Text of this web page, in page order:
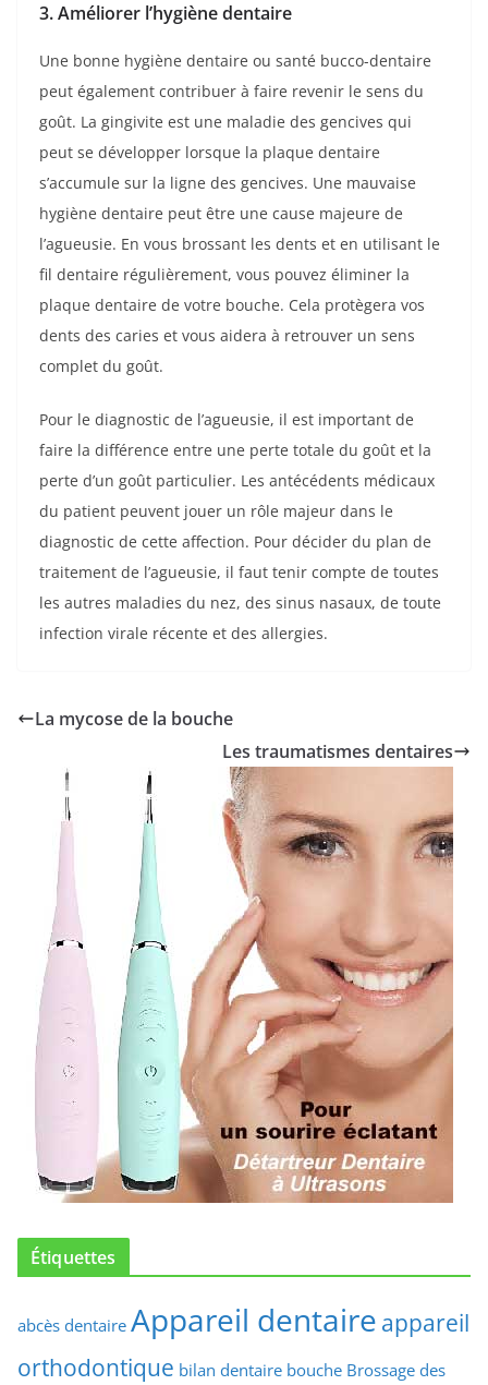
3. Améliorer l’hygiène dentaire
Une bonne hygiène dentaire ou santé bucco-dentaire
peut également contribuer à faire revenir le sens du
goût. La gingivite est une maladie des gencives qui
peut se développer lorsque la plaque dentaire
s’accumule sur la ligne des gencives. Une mauvaise
hygiène dentaire peut être une cause majeure de
l’agueusie. En vous brossant les dents et en utilisant le
fil dentaire régulièrement, vous pouvez éliminer la
plaque dentaire de votre bouche. Cela protègera vos
dents des caries et vous aidera à retrouver un sens
complet du goût.
Pour le diagnostic de l’agueusie, il est important de
faire la différence entre une perte totale du goût et la
perte d’un goût particulier. Les antécédents médicaux
du patient peuvent jouer un rôle majeur dans le
diagnostic de cette affection. Pour décider du plan de
traitement de l’agueusie, il faut tenir compte de toutes
les autres maladies du nez, des sinus nasaux, de toute
infection virale récente et des allergies.
La mycose de la bouche
Les traumatismes dentaires
Étiquettes
abcès dentaire Appareil dentaire appareil
orthodontique bilan dentaire bouche Brossage des